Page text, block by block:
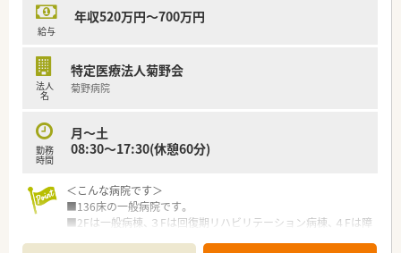
ム医療をする環境が整っております。
■食堂が完備されてますが、職員の方は１回350円でご利用頂け
＜業務内容＞
■処方監査
■調剤監査
■持参薬処方鑑別
■今後は病棟服薬指導も検討されております。
給与
年収520万円～700万円
法人
名
特定医療法人菊野会
菊野病院
勤務
時間
月～土
08:30～17:30(休憩60分)
＜こんな病院です＞
■136床の一般病院です。
■2Fは一般病棟、３Fは回復期リハビリテーション病棟、４Fは障